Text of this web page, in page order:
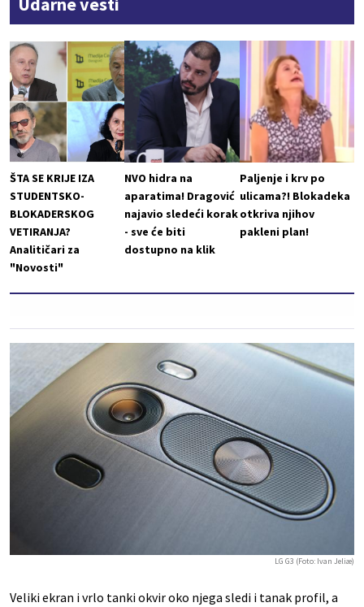
ŠTA SE KRIJE IZA
STUDENTSKO-
BLOKADERSKOG
VETIRANJA?
Analitičari za
"Novosti"
NVO hidra na
aparatima! Dragović
najavio sledeći korak
- sve će biti
dostupno na klik
Paljenje i krv po
ulicama?! Blokadeka
otkriva njihov
pakleni plan!
LG G3 (Foto: Ivan Jeliæ)
Veliki ekran i vrlo tanki okvir oko njega sledi i tanak profil, a